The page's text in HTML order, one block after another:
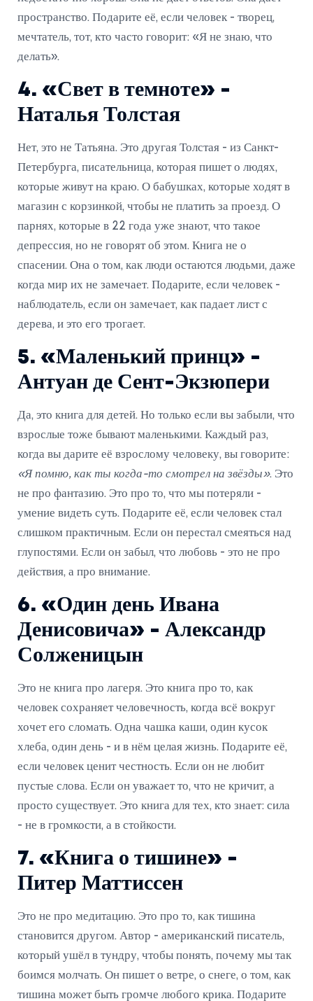
пространство. Подарите её, если человек - творец,
мечтатель, тот, кто часто говорит: «Я не знаю, что
делать».
4. «Свет в темноте» -
Наталья Толстая
Нет, это не Татьяна. Это другая Толстая - из Санкт-
Петербурга, писательница, которая пишет о людях,
которые живут на краю. О бабушках, которые ходят в
магазин с корзинкой, чтобы не платить за проезд. О
парнях, которые в 22 года уже знают, что такое
депрессия, но не говорят об этом. Книга не о
спасении. Она о том, как люди остаются людьми, даже
когда мир их не замечает. Подарите, если человек -
наблюдатель, если он замечает, как падает лист с
дерева, и это его трогает.
5. «Маленький принц» -
Антуан де Сент-Экзюпери
Да, это книга для детей. Но только если вы забыли, что
взрослые тоже бывают маленькими. Каждый раз,
когда вы дарите её взрослому человеку, вы говорите:
«Я помню, как ты когда-то смотрел на звёзды». Это
не про фантазию. Это про то, что мы потеряли -
умение видеть суть. Подарите её, если человек стал
слишком практичным. Если он перестал смеяться над
глупостями. Если он забыл, что любовь - это не про
действия, а про внимание.
6. «Один день Ивана
Денисовича» - Александр
Солженицын
Это не книга про лагеря. Это книга про то, как
человек сохраняет человечность, когда всё вокруг
хочет его сломать. Одна чашка каши, один кусок
хлеба, один день - и в нём целая жизнь. Подарите её,
если человек ценит честность. Если он не любит
пустые слова. Если он уважает то, что не кричит, а
просто существует. Это книга для тех, кто знает: сила
- не в громкости, а в стойкости.
7. «Книга о тишине» -
Питер Маттиссен
Это не про медитацию. Это про то, как тишина
становится другом. Автор - американский писатель,
который ушёл в тундру, чтобы понять, почему мы так
боимся молчать. Он пишет о ветре, о снеге, о том, как
тишина может быть громче любого крика. Подарите